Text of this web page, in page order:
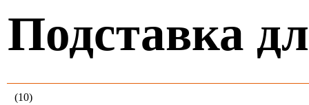
Подставка
(10)